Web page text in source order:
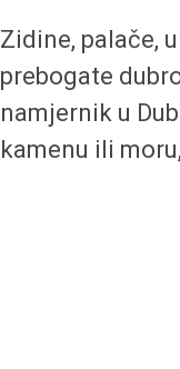
Zidine, palače,
prebogate
namjernik u
kamenu ili